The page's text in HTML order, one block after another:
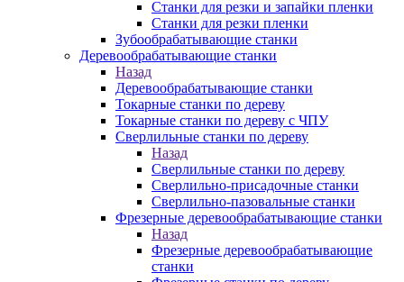
Станки для резки и запайки пленки
Станки для резки пленки
Зубообрабатывающие станки
Деревообрабатывающие станки
Назад
Деревообрабатывающие станки
Токарные станки по дереву
Токарные станки по дереву с ЧПУ
Сверлильные станки по дереву
Назад
Сверлильные станки по дереву
Сверлильно-присадочные станки
Сверлильно-пазовальные станки
Фрезерные деревообрабатывающие станки
Назад
Фрезерные деревообрабатывающие
станки